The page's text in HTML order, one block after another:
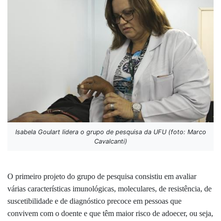
Isabela Goulart lidera o grupo de pesquisa da UFU (foto: Marco
Cavalcanti)
O primeiro projeto do grupo de pesquisa consistiu em avaliar
várias características imunológicas, moleculares, de resistência, de
suscetibilidade e de diagnóstico precoce em pessoas que
convivem com o doente e que têm maior risco de adoecer, ou seja,